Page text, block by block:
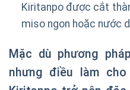
Kiritanpo được cắt
miso ngon hoặc nước
Mặc dù phương
nhưng điều làm